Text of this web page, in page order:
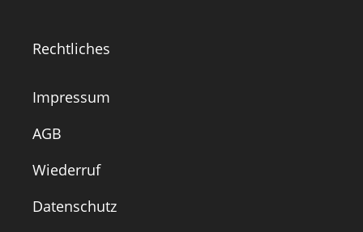
Rechtliches
Impressum
AGB
Wiederruf
Datenschutz